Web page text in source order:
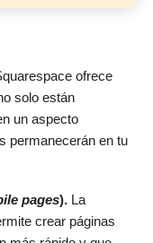
ofrece
solo están
un aspecto
permanecerán en tu
pages). La
crear páginas